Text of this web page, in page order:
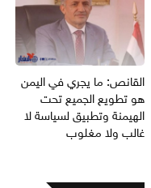
القانص: ما يجري في اليمن
هو تطويع الجميع تحت
الهيمنة وتطبيق لسياسة لا
غالب ولا مغلوب